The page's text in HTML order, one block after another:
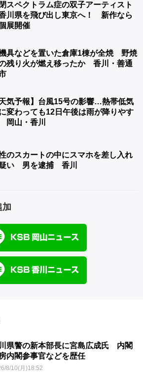
スペクトラム症の双子アーティスト
川県を飛び出し東京へ！ 新作なら
展開催
具などを置いた倉庫1棟が全焼 野焼
残り火が燃え移ったか 香川・善通
天気予報】台風15号の影響…熱帯低気
変わっても12日午後は雨が降りやす
山・香川
のスカートの中にスマホを差し入れ
い 男を逮捕 香川
加
県警の新本部長に宮島広成氏 内閣
内閣参事官などを歴任
8/10(月)18:52